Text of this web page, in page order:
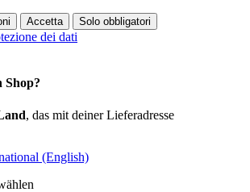
Accetta Solo obbligatori
dei dati
Shop?
, das mit deiner Lieferadresse
(English)